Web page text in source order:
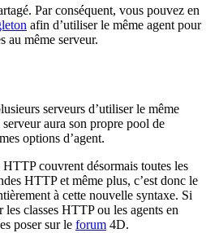
Par conséquent, vous pouvez en
afin d’utiliser le même agent pour
au même serveur.
serveurs d’utiliser le même
aura son propre pool de
options d’agent.
HTTP couvrent désormais toutes les
HTTP et même plus, c’est donc le
à cette nouvelle syntaxe. Si
les classes HTTP ou les agents en
poser sur le forum 4D.